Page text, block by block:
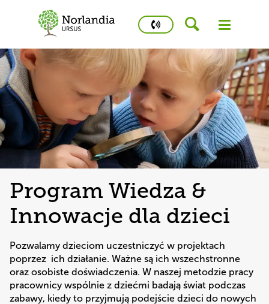
phone
502
458
426
Kidstime
Program Wiedza &
Innowacje dla dzieci
Pozwalamy dzieciom uczestniczyć w projektach
poprzez  ich działanie. Ważne są ich wszechstronne
oraz osobiste doświadczenia. W naszej metodzie pracy
pracownicy wspólnie z dziećmi badają świat podczas
zabawy, kiedy to przyjmują podejście dzieci do nowych